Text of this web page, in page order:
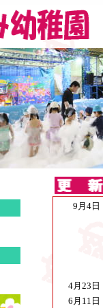
9月4日
4月23日
6月11日